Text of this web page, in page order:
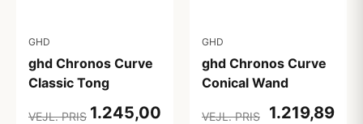
GHD
ghd Chronos Curve
Classic Tong
VEJL. PRIS 1.245,00
GHD
ghd Chronos Curve
Conical Wand
VEJL. PRIS
1.219,89